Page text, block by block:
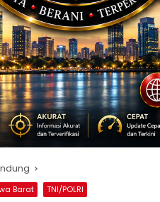
Barat TNI/POLRI